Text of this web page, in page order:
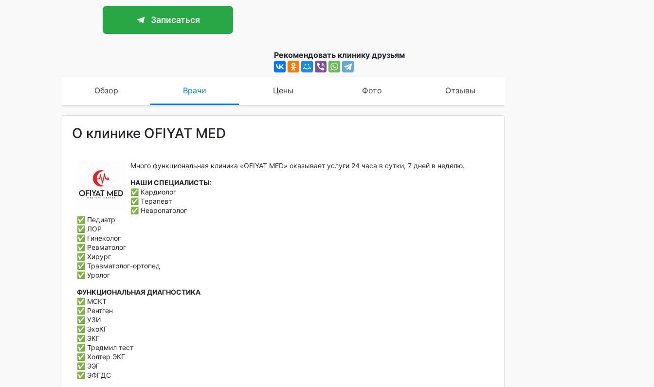
Записаться
Рекомендовать клинику друзьям
Обзор Врачи Цены Фото Отзывы
О клинике OFIYAT MED
Много функциональная клиника «OFIYAT MED» оказывает услуги 24 часа в сутки, 7 дней в неделю.
НАШИ СПЕЦИАЛИСТЫ:
✅ Кардиолог
✅ Терапевт
✅ Невропатолог
✅ Педиатр
✅ ЛОР
✅ Гинеколог
✅ Ревматолог
✅ Хирург
✅ Травматолог-ортопед
✅ Уролог
ФУНКЦИОНАЛЬНАЯ ДИАГНОСТИКА
✅ МСКТ
✅ Рентген
✅ УЗИ
✅ ЭхоКГ
✅ ЭКГ
✅ Тредмил тест
✅ Холтер ЭКГ
✅ ЭЭГ
✅ ЭФГДС